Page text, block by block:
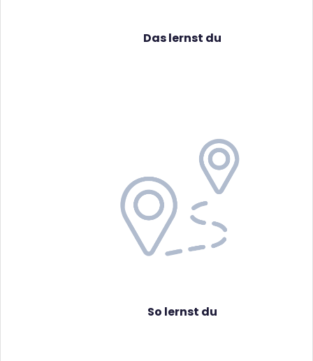
Das lernst du
So lernst du